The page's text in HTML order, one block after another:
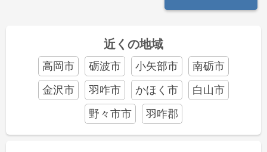
近くの地域
高岡市 砺波市 小矢部市
南砺市
金沢市
羽咋市 かほく市
白山市
野々市市
羽咋郡